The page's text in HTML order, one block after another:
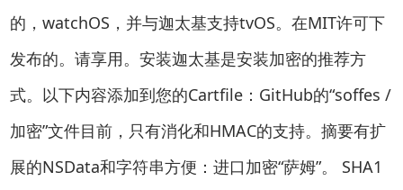
的，watchOS，并与迦太基支持tvOS。在MIT许可下
发布的。请享用。安装迦太基是安装加密的推荐方
式。以下内容添加到您的Cartfile：GitHub的“soffes /
加密”文件目前，只有消化和HMAC的支持。摘要有扩
展的NSData和字符串方便：进口加密“萨姆”。 SHA1